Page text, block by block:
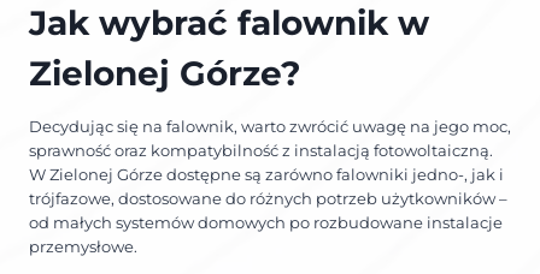
Jak wybrać falownik w
Zielonej Górze?
Decydując się na falownik, warto zwrócić uwagę na jego moc,
sprawność oraz kompatybilność z instalacją fotowoltaiczną.
W Zielonej Górze dostępne są zarówno falowniki jedno-, jak i
trójfazowe, dostosowane do różnych potrzeb użytkowników –
od małych systemów domowych po rozbudowane instalacje
przemysłowe.